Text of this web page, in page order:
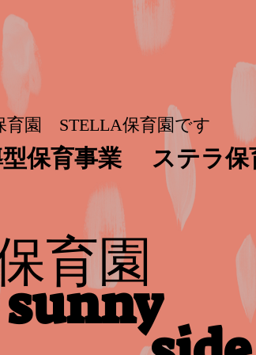
育園 STELLA保育園です
保育事業 ステラ保
育園